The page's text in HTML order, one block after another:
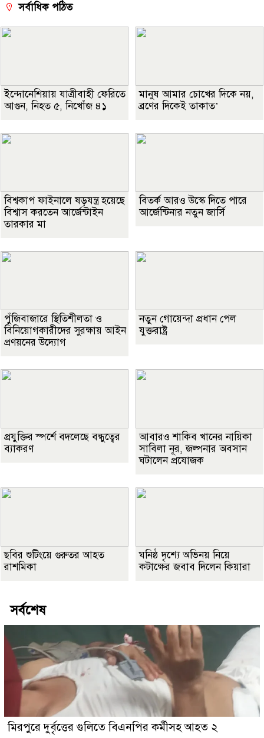
সর্বাধিক পঠিত
ইন্দোনেশিয়ায় যাত্রীবাহী ফেরিতে
আগুন, নিহত ৫, নিখোঁজ ৪১
মানুষ আমার চোখের দিকে নয়,
ব্রণের দিকেই তাকাত’
বিশ্বকাপ ফাইনালে ষড়যন্ত্র হয়েছে
বিশ্বাস করতেন আর্জেন্টাইন
তারকার মা
বিতর্ক আরও উস্কে দিতে পারে
আর্জেন্টিনার নতুন জার্সি
পুঁজিবাজারে স্থিতিশীলতা ও
বিনিয়োগকারীদের সুরক্ষায় আইন
প্রণয়নের উদ্যোগ
নতুন গোয়েন্দা প্রধান পেল
যুক্তরাষ্ট্র
প্রযুক্তির স্পর্শে বদলেছে বন্ধুত্বের
ব্যাকরণ
আবারও শাকিব খানের নায়িকা
সাবিলা নূর, জল্পনার অবসান
ঘটালেন প্রযোজক
ছবির শুটিংয়ে গুরুতর আহত
রাশমিকা
ঘনিষ্ঠ দৃশ্যে অভিনয় নিয়ে
কটাক্ষের জবাব দিলেন কিয়ারা
সর্বশেষ
মিরপুরে দুর্বৃত্তের গুলিতে বিএনপির কর্মীসহ আহত ২